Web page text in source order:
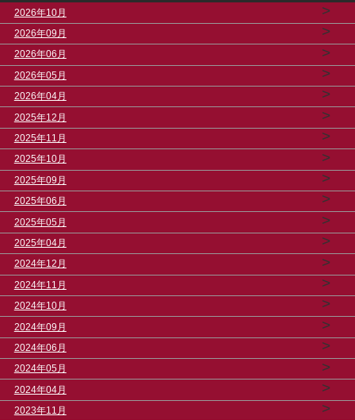
2026年10月
>
2026年09月 >
2026年06月 >
2026年05月 >
2026年04月 >
2025年12月 >
2025年11月 >
2025年10月 >
2025年09月 >
2025年06月 >
2025年05月 >
2025年04月 >
2024年12月 >
2024年11月 >
2024年10月 >
2024年09月 >
2024年06月 >
2024年05月 >
2024年04月 >
2023年11月 >